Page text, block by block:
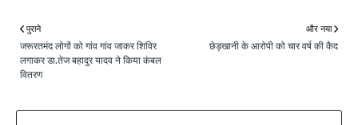
और नया
छेड़खानी के आरोपी को चार वर्ष की कैद
पुराने
जरूरतमंद लोगों को गांव गांव जाकर शिविर
लगाकर डा.तेज बहादुर यादव ने किया कंबल
वितरण